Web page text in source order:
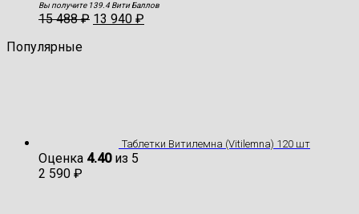
Вы получите 139.4 Вити Баллов
15 488₽ 13 940 ₽
Популярные
Таблетки Витилемна (Vitilemna) 120 шт
Оценка 4.40из 5
2 590 ₽